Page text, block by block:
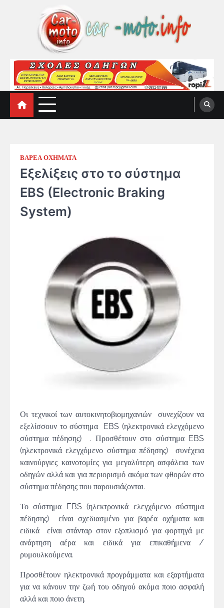
car-moto.info
car-moto.info
ΒΑΡΕΑ ΟΧΗΜΑΤΑ
Εξελίξεις στο το σύστημα
EBS (Electronic Braking
System)
Οι τεχνικοί των αυτοκινητοβιομηχανιών συνεχίζουν να
εξελίσσουν το σύστημα EBS (ηλεκτρονικά ελεγχόμενο
σύστημα πέδησης) . Προσθέτουν στο σύστημα EBS
(ηλεκτρονικά ελεγχόμενο σύστημα πέδησης) συνέχεια
καινούργιες καινοτομίες για μεγαλύτερη ασφάλεια των
οδηγών αλλά και για περιορισμό ακόμα των φθορών στο
σύστημα πέδησης που παρουσιάζονται.
Το σύστημα EBS (ηλεκτρονικά ελεγχόμενο σύστημα
πέδησης) είναι σχεδιασμένο για βαρέα οχήματα και
ειδικά είναι στάνταρ στον εξοπλισμό για φορτηγά με
ανάρτηση αέρα και ειδικά για επικαθήμενα /
ρυμουλκούμενα.
Προσθέτουν ηλεκτρονικά προγράμματα και εξαρτήματα
για να κάνουν την ζωή του οδηγού ακόμα ποιο ασφαλή
αλλά και ποιο άνετη.